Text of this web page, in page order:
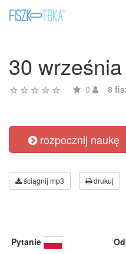
30 września
0 8
rozpocznij naukę
ściągnij mp3 drukuj
Pytanie